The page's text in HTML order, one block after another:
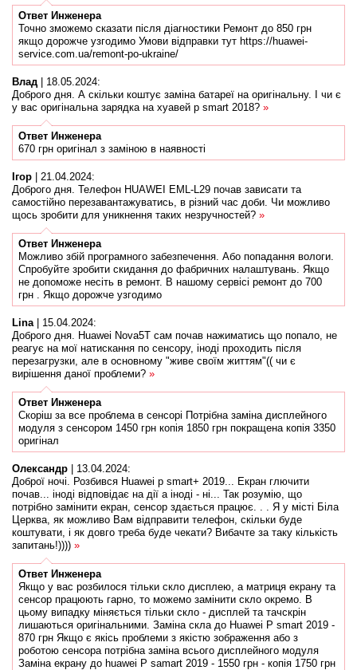
Ответ Инженера
Точно зможемо сказати після діагностики Ремонт до 850 грн
якщо дорожче узгодимо Умови відправки тут https://huawei-
service.com.ua/remont-po-ukraine/
Влад 18.05.2024:
Доброго дня. А скільки коштує заміна батареї на оригінальну. І чи є
у вас оригінальна зарядка на хуавей p smart 2018? »
Ответ Инженера
670 грн оригінал з заміною в наявності
Ігор 21.04.2024:
Доброго дня. Телефон HUAWEI EML-L29 почав зависати та
самостійно перезавантажуватись, в різний час доби. Чи можливо
щось зробити для уникнення таких незручностей? »
Ответ Инженера
Можливо збій програмного забезпечення. Або попадання вологи.
Спробуйте зробити скидання до фабричних налаштувань. Якщо
не допоможе несіть в ремонт. В нашому сервісі ремонт до 700
грн . Якщо дорожче узгодимо
Lina| 15.04.2024:
Доброго дня. Huawei Nova5T сам почав нажиматись що попало, не
реагує на мої натискання по сенсору, іноді проходить після
перезагрузки, але в основному "живе своїм життям"(( чи є
вирішення даної проблеми? »
Ответ Инженера
Скоріш за все проблема в сенсорі Потрібна заміна дисплейного
модуля з сенсором 1450 грн копія 1850 грн покращена копія 3350
оригінал
Олександр 13.04.2024:
Доброї ночі. Розбився Huawei p smart+ 2019... Екран глючити
почав... іноді відповідає на дії а іноді - ні... Так розумію, що
потрібно замінити екран, сенсор здається працює. . . Я у місті Біла
Церква, як можливо Вам відправити телефон, скільки буде
коштувати, і як довго треба буде чекати? Вибачте за таку кількість
запитань!)))) »
Ответ Инженера
Якщо у вас розбилося тільки скло дисплею, а матриця екрану та
сенсор працюють гарно, то можемо замінити скло окремо. В
цьому випадку міняється тільки скло - дисплей та тачскрін
лишаються оригінальними. Заміна скла до Huawei P smart 2019 -
870 грн Якщо є якісь проблеми з якістю зображення або з
роботою сенсора потрібна заміна всього дисплейного модуля
Заміна екрану до huawei P samart 2019 - 1550 грн - копія 1750 грн